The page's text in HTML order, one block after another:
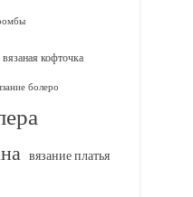
вязаная кофточка
болеро
вязание платья